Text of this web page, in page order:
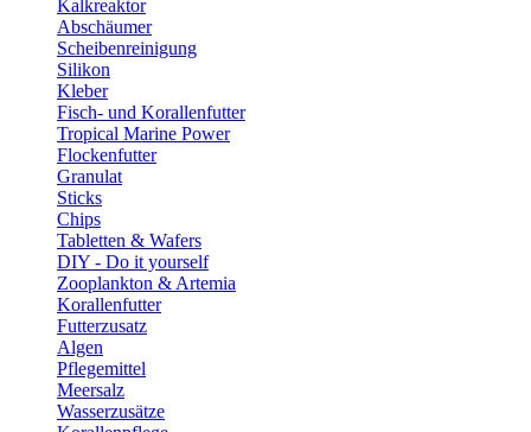
Kalkreaktor
Abschäumer
Scheibenreinigung
Silikon
Kleber
Fisch- und Korallenfutter
Tropical Marine Power
Flockenfutter
Granulat
Sticks
Chips
Tabletten & Wafers
DIY - Do it yourself
Zooplankton & Artemia
Korallenfutter
Futterzusatz
Algen
Pflegemittel
Meersalz
Wasserzusätze